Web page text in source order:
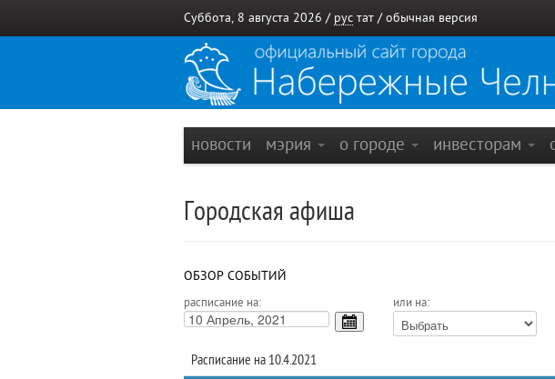
Суббота, 8 августа 2026 / рус тат / обычная версия
новости мэрия о городе инвесторам
Городская афиша
ОБЗОР СОБЫТИЙ
расписание на: или на:
Расписание на 10.4.2021